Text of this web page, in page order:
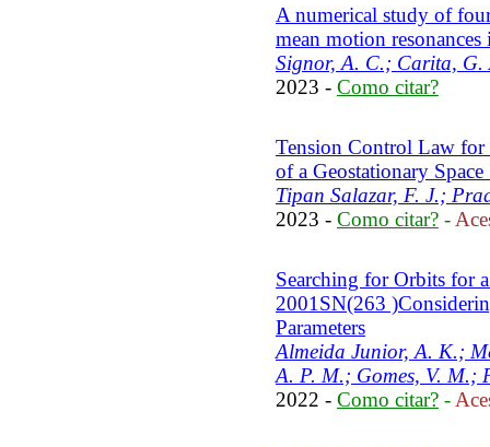
A numerical study of
mean motion
Signor, A. C.; Carita,
2023 - Como citar?
Tension Control Law
of a Geostationary
Tipan Salazar, F. J.;
2023 - Como citar? -
Searching for Orbits for
2001SN(263
Parameters
Almeida Junior, A. K.;
A. P. M.; Gomes, V. M.;
2022 - Como citar? -